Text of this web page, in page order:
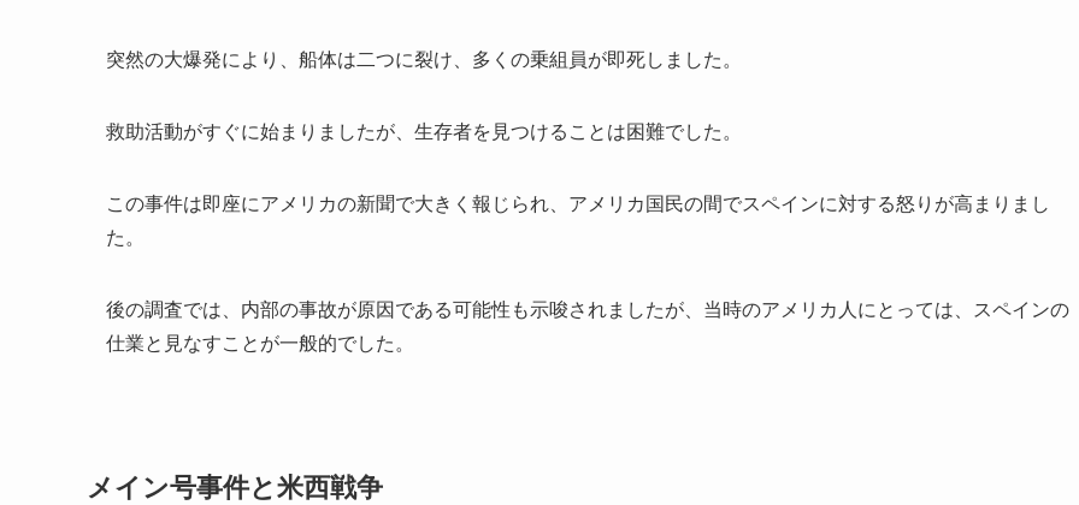
突然の大爆発により、船体は二つに裂け、多くの乗組員が即死しました。
救助活動がすぐに始まりましたが、生存者を見つけることは困難でした。
この事件は即座にアメリカの新聞で大きく報じられ、アメリカ国民の間でスペインに対する怒りが高まりまし
た。
後の調査では、内部の事故が原因である可能性も示唆されましたが、当時のアメリカ人にとっては、スペインの
仕業と見なすことが一般的でした。
メイン号事件と米西戦争